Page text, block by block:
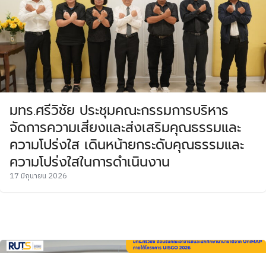
มทร.ศรีวิชัย ประชุมคณะกรรมการบริหาร
จัดการความเสี่ยงและส่งเสริมคุณธรรมและ
ความโปร่งใส เดินหน้ายกระดับคุณธรรมและ
ความโปร่งใสในการดำเนินงาน
17 มิถุนายน 2026